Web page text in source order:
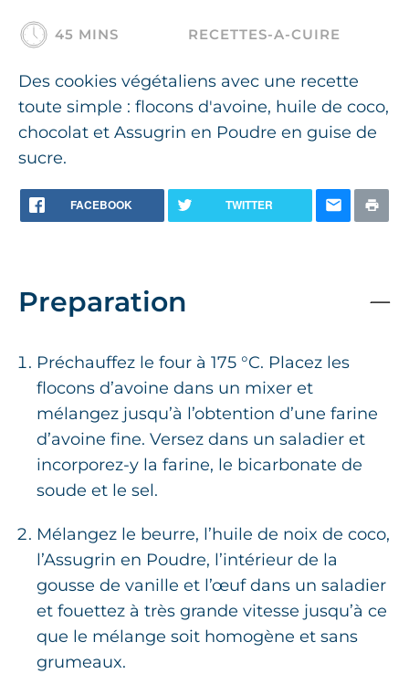
45 MINS RECETTES-A-CUIRE
Des cookies végétaliens avec une recette
toute simple : flocons d'avoine, huile de coco,
chocolat et Assugrin en Poudre en guise de
sucre.
FACEBOOK TWITTER
Preparation
Préchauffez le four à 175 °C. Placez les
flocons d’avoine dans un mixer et
mélangez jusqu’à l’obtention d’une farine
d’avoine fine. Versez dans un saladier et
incorporez-y la farine, le bicarbonate de
soude et le sel.
Mélangez le beurre, l’huile de noix de coco,
l’Assugrin en Poudre, l’intérieur de la
gousse de vanille et l’œuf dans un saladier
et fouettez à très grande vitesse jusqu’à ce
que le mélange soit homogène et sans
grumeaux.